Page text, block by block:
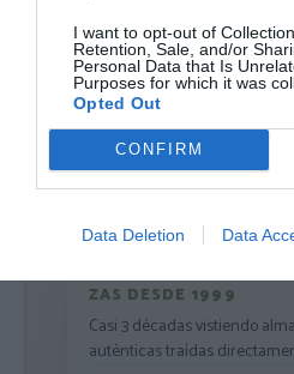
I want to opt-out of
Retention, Sale, and/or
Personal Data that Is
Purposes for which it was
Opted Out
CONFIRM
Data Deletion Data
Cargar más
1
ZAS DESDE 1999
Casi 3 décadas vistiendo
auténticas traídas